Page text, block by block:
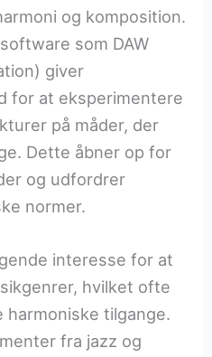
og komposition.
som DAW
giver
for at eksperimentere
på måder, der
Dette åbner op for
og udfordrer
normer.
interesse for at
hvilket ofte
tilgange.
fra jazz og